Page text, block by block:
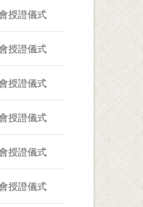
授證儀式
授證儀式
授證儀式
授證儀式
授證儀式
授證儀式